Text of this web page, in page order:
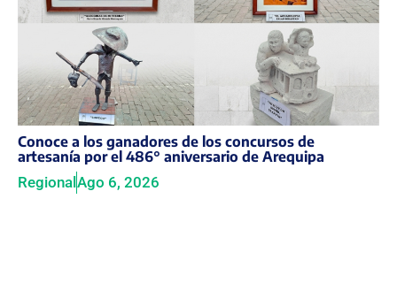
Conoce a los ganadores de los concursos de
artesanía por el 486° aniversario de Arequipa
Regional Ago 6, 2026